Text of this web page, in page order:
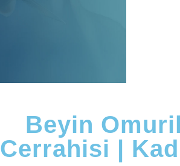
Beyin
Cerrahisi |